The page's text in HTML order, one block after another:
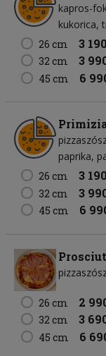
kapros-
kukorica
26 cm
3
32 cm 3
45 cm 6
paprika
26 cm
3
32 cm 3
45 cm 6
26 cm 2
32 cm 3
45 cm 6